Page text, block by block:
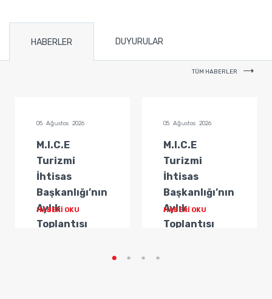
HABERLER DUYURULAR
TÜM HABERLER
05 Ağustos 2026
M.I.C.E
Turizmi
İhtisas
Başkanlığı’nın
Aylık
Toplantısı
HABERİ OKU
05 Ağustos 2026
M.I.C.E
Turizmi
İhtisas
Başkanlığı’nın
Aylık
Toplantısı
HABERİ OKU